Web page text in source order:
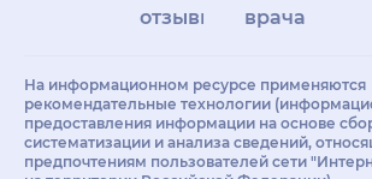
отзывы
врачам
На информационном ресурсе применяются
рекомендательные технологии
предоставления информации на основе
систематизации и анализа сведений,
предпочтениям пользователей сети